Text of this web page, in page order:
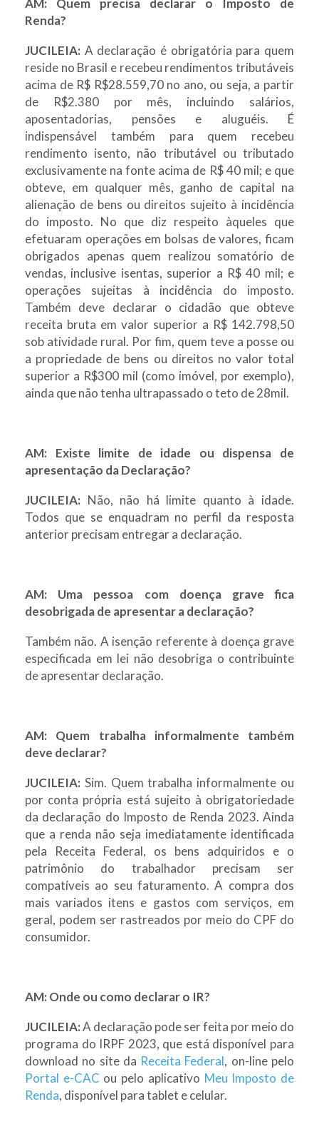
AM: Quem precisa declarar o Imposto de
Renda?
JUCILEIA: A declaração é obrigatória para quem
reside no Brasil e recebeu rendimentos tributáveis
acima de R$ R$28.559,70 no ano, ou seja, a partir
de R$2.380 por mês, incluindo salários,
aposentadorias, pensões e aluguéis. É
indispensável também para quem recebeu
rendimento isento, não tributável ou tributado
exclusivamente na fonte acima de R$ 40 mil; e que
obteve, em qualquer mês, ganho de capital na
alienação de bens ou direitos sujeito à incidência
do imposto. No que diz respeito àqueles que
efetuaram operações em bolsas de valores, ficam
obrigados apenas quem realizou somatório de
vendas, inclusive isentas, superior a R$ 40 mil; e
operações sujeitas à incidência do imposto.
Também deve declarar o cidadão que obteve
receita bruta em valor superior a R$ 142.798,50
sob atividade rural. Por fim, quem teve a posse ou
a propriedade de bens ou direitos no valor total
superior a R$300 mil (como imóvel, por exemplo),
ainda que não tenha ultrapassado o teto de 28mil.
AM: Existe limite de idade ou dispensa de
apresentação da Declaração?
JUCILEIA: Não, não há limite quanto à idade.
Todos que se enquadram no perfil da resposta
anterior precisam entregar a declaração.
AM: Uma pessoa com doença grave fica
desobrigada de apresentar a declaração?
Também não. A isenção referente à doença grave
especificada em lei não desobriga o contribuinte
de apresentar declaração.
AM: Quem trabalha informalmente também
deve declarar?
JUCILEIA: Sim. Quem trabalha informalmente ou
por conta própria está sujeito à obrigatoriedade
da declaração do Imposto de Renda 2023. Ainda
que a renda não seja imediatamente identificada
pela Receita Federal, os bens adquiridos e o
patrimônio do trabalhador precisam ser
compatíveis ao seu faturamento. A compra dos
mais variados itens e gastos com serviços, em
geral, podem ser rastreados por meio do CPF do
consumidor.
AM: Onde ou como declarar o IR?
JUCILEIA:A declaração pode ser feita por meio do
programa do IRPF 2023, que está disponível para
download no site da Receita Federal, on-line pelo
Portal e-CAC ou pelo aplicativo Meu Imposto de
Renda, disponível para tablet e celular.